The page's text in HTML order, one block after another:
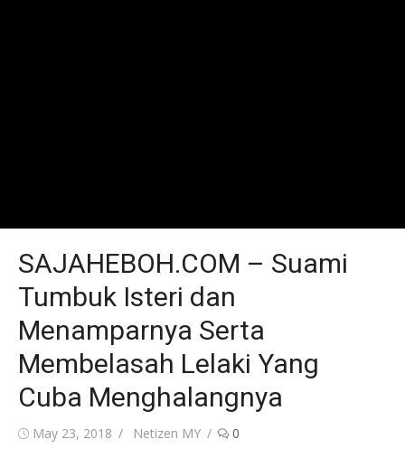
SAJAHEBOH.COM – Suami
Tumbuk Isteri dan
Menamparnya Serta
Membelasah Lelaki Yang
Cuba Menghalangnya
Posted
May 23, 2018 Author
Netizen MY 0